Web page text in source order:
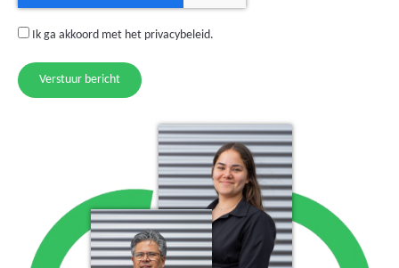
Ik ga akkoord met het privacybeleid.
Verstuur bericht